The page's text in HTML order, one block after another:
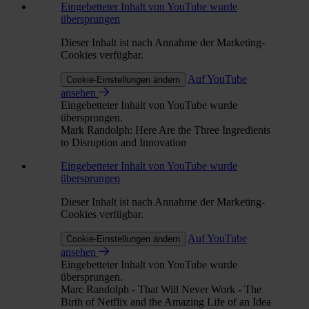
Eingebetteter Inhalt von YouTube wurde
übersprungen
Dieser Inhalt ist nach Annahme der Marketing-
Cookies verfügbar.
Cookie-Einstellungen ändern
Auf YouTube
ansehen
Eingebetteter Inhalt von YouTube wurde
übersprungen.
Mark Randolph: Here Are the Three Ingredients
to Disruption and Innovation
Eingebetteter Inhalt von YouTube wurde
übersprungen
Dieser Inhalt ist nach Annahme der Marketing-
Cookies verfügbar.
Cookie-Einstellungen ändern
Auf YouTube
ansehen
Eingebetteter Inhalt von YouTube wurde
übersprungen.
Marc Randolph - That Will Never Work - The
Birth of Netflix and the Amazing Life of an Idea